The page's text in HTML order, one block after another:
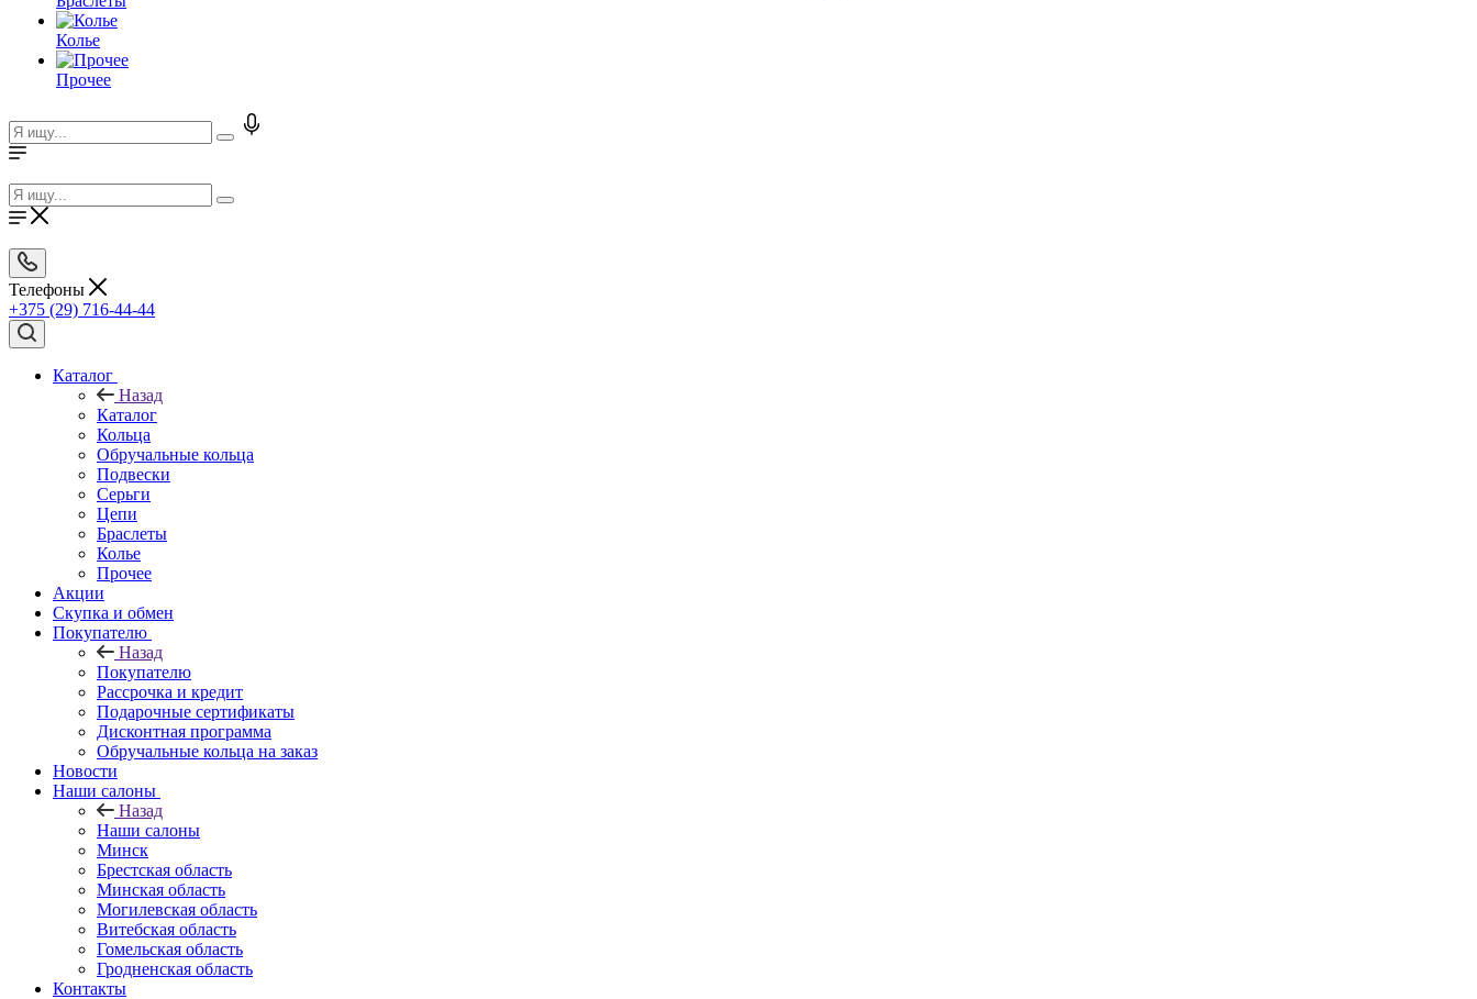
Колье
Прочее
Телефоны
+375 (29) 716-44-44
Каталог
Назад
Каталог
Кольца
Обручальные кольца
Подвески
Серьги
Цепи
Браслеты
Колье
Прочее
Акции
Скупка и обмен
Покупателю
Назад
Покупателю
Рассрочка и кредит
Подарочные сертификаты
Дисконтная программа
Обручальные кольца на заказ
Новости
Наши салоны
Назад
Наши салоны
Минск
Брестская область
Минская область
Могилевская область
Витебская область
Гомельская область
Гродненская область
Контакты